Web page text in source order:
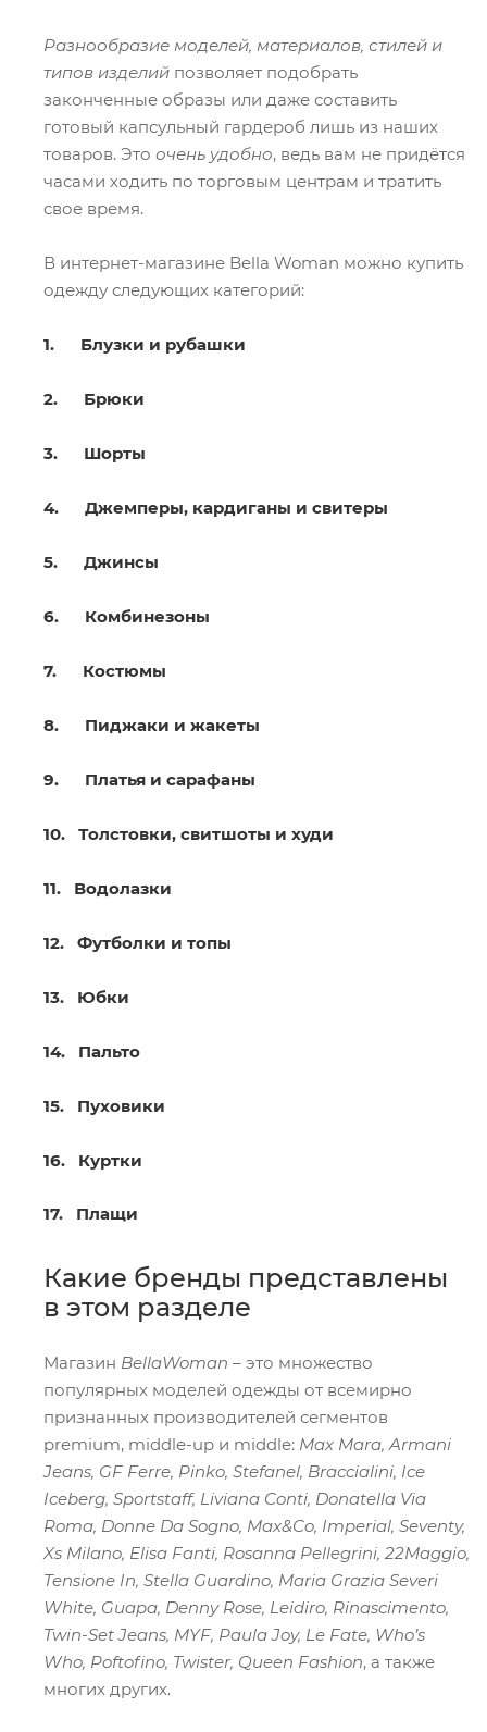
Разнообразие моделей, материалов, стилей и
типов изделий позволяет подобрать
законченные образы или даже составить
готовый капсульный гардероб лишь из наших
товаров. Это очень удобно, ведь вам не придётся
часами ходить по торговым центрам и тратить
свое время.
В интернет-магазине Bella Woman можно купить
одежду следующих категорий:
1. Блузки и рубашки
2. Брюки
3. Шорты
4. Джемперы, кардиганы и свитеры
5. Джинсы
6. Комбинезоны
7. Костюмы
8. Пиджаки и жакеты
9. Платья и сарафаны
10. Толстовки, свитшоты и худи
11. Водолазки
12. Футболки и топы
13. Юбки
14. Пальто
15. Пуховики
16. Куртки
17. Плащи
Какие бренды представлены
в этом разделе
Магазин BellaWoman – это множество
популярных моделей одежды от всемирно
признанных производителей сегментов
premium, middle-up и middle: Max Mara, Armani
Jeans, GF Ferre, Pinko, Stefanel, Braccialini, Ice
Iceberg, Sportstaff, Liviana Conti, Donatella Via
Roma, Donne Da Sogno, Max&Co, Imperial, Seventy,
Xs Milano, Elisa Fanti, Rosanna Pellegrini, 22Maggio,
Tensione In, Stella Guardino, Maria Grazia Severi
White, Guapa, Denny Rose, Leidiro, Rinascimento,
Twin-Set Jeans, MYF, Paula Joy, Le Fate, Who’s
Who, Poftofino, Twister, Queen Fashion, а также
многих других.